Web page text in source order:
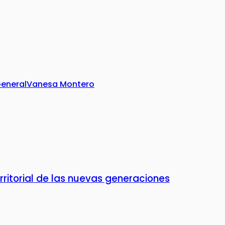
Vanesa Montero
de las nuevas generaciones